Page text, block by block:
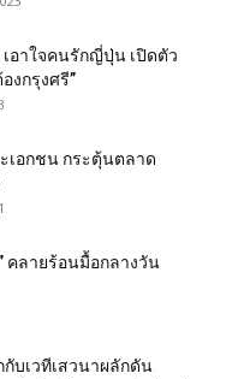
เอาใจคนรักญี่ปุ่น เปิดตัว
งกรุงศรี”
เอกชน กระตุ้นตลาด
คลายร้อนมื้อกลางวัน
กับเวทีเสวนาผลักดัน